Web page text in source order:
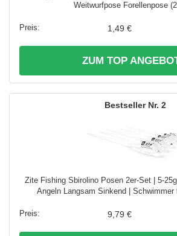
Weitwurfpose Forellenpose
1,49 €
ZUM TOP
2
Zite Fishing Sbirolino Posen 2er-Set | 5-
Angeln Langsam Sinkend | Schwimmer
9,79 €